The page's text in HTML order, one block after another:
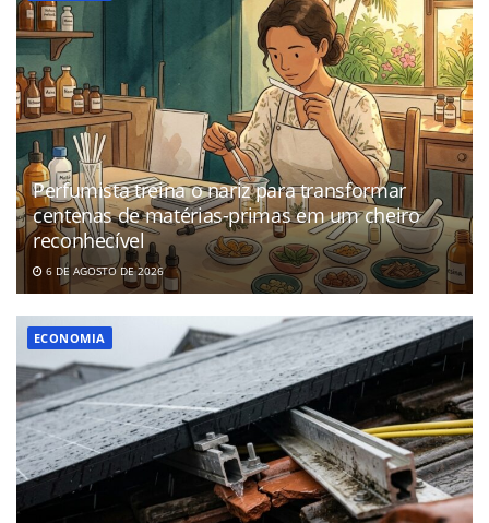
Perfumista treina o nariz para transformar
centenas de matérias-primas em um cheiro
reconhecível
6 DE AGOSTO DE 2026
ECONOMIA